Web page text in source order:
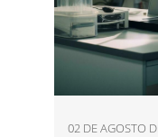
02 DE AGOSTO